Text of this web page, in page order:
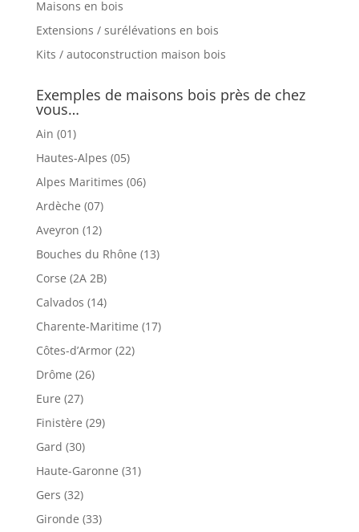
Maisons en bois
Extensions / surélévations en bois
Kits / autoconstruction maison bois
Exemples de maisons bois près de chez
vous…
Ain (01)
Hautes-Alpes (05)
Alpes Maritimes (06)
Ardèche (07)
Aveyron (12)
Bouches du Rhône (13)
Corse (2A 2B)
Calvados (14)
Charente-Maritime (17)
Côtes-d’Armor (22)
Drôme (26)
Eure (27)
Finistère (29)
Gard (30)
Haute-Garonne (31)
Gers (32)
Gironde (33)